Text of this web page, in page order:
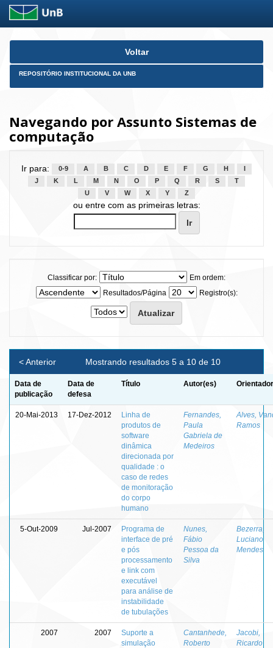
Skip
Voltar
REPOSITÓRIO INSTITUCIONAL DA UNB
Navegando por Assunto Sistemas de
computação
Ir para: 0-9 A B C D E F G H
J
K L M N O P Q R S
T
U
V W X Y Z
ou entre com as primeiras letras:
Classificar por:
Em ordem:
Resultados/Página
Registro(s):
Mostrando resultados 5 a 10 de 10
< Anterior
Data de
publicação
Data de
defesa
Título Autor(es)
20-Mai-2013 17-Dez-2012
Linha de
produtos de
software
dinâmica
direcionada por
qualidade : o
caso de redes
de monitoração
do corpo
humano
Fernandes,
Paula
Gabriela de
Medeiros
Alves,
Ramos
5-Out-2009 Jul-2007
Programa de
interface de pré
e pós
processamento
e link com
executável
para análise de
instabilidade
de tubulações
Nunes,
Fábio
Pessoa da
Silva
Bezerra,
Luciano
Mendes
2007 2007
Suporte a
simulação
Cantanhede,
Roberto
Jacobi,
Ricardo